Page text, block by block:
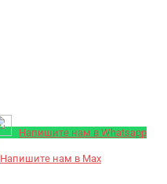
Напишите нам в Whatsapp
Напишите нам в Max